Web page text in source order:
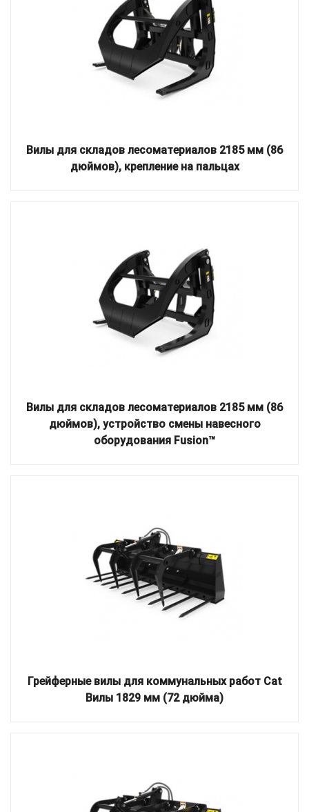
Вилы для складов лесоматериалов 2185 мм (86
дюймов), крепление на пальцах
Вилы для складов лесоматериалов 2185 мм (86
дюймов), устройство смены навесного
оборудования Fusion™
Грейферные вилы для коммунальных работ Cat
Вилы 1829 мм (72 дюйма)